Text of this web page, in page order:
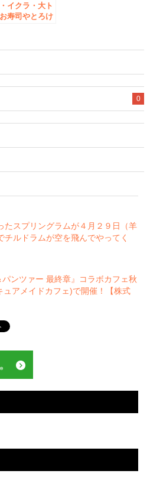
イクラ・大ト
寿司やとろけ
！「寿司食べ
0
たスプリングラムが４月２９日（羊
ルドラムが空を飛んでやってく
ンツァー 最終章』コラボカフェ秋
アメイドカフェ)で開催！【株式